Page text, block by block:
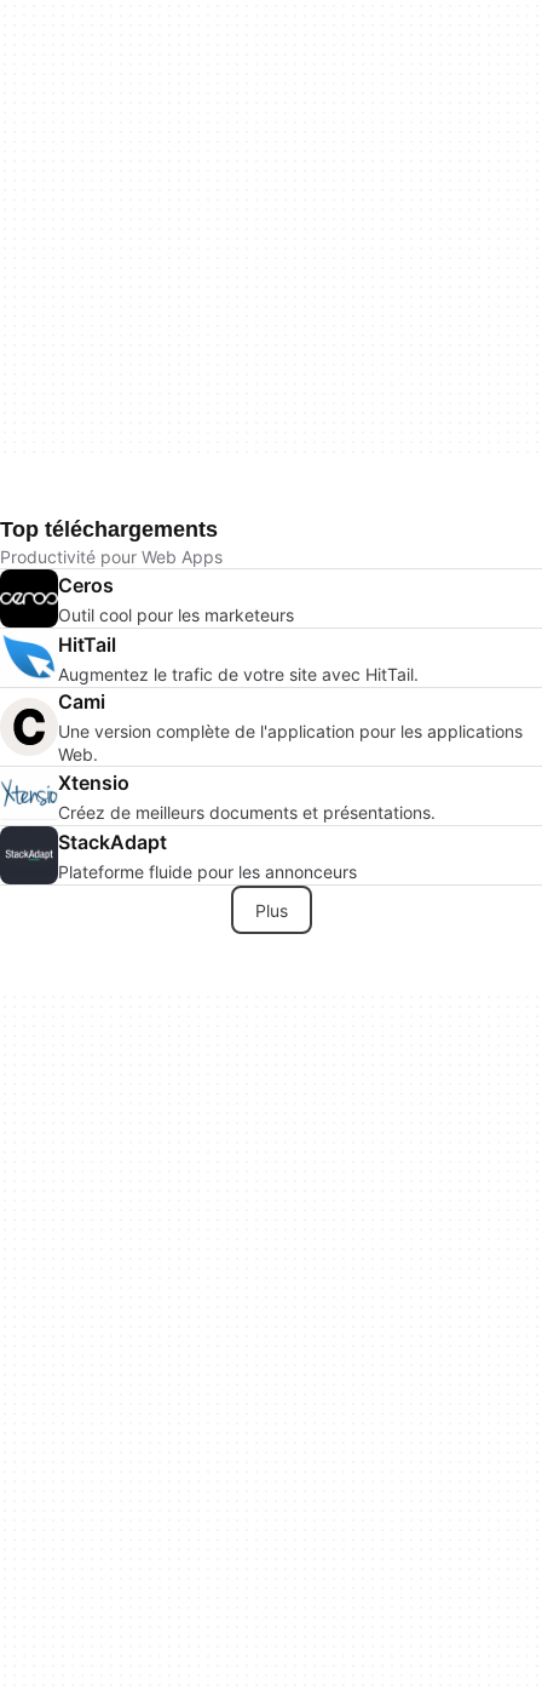
Top téléchargements
Productivité pour Web Apps
Ceros
Outil cool pour les marketeurs
HitTail
Augmentez le trafic de votre site avec HitTail.
Cami
Une version complète de l'application pour les applications
Web.
Xtensio
Créez de meilleurs documents et présentations.
StackAdapt
Plateforme fluide pour les annonceurs
Plus